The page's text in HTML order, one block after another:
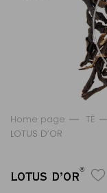
Home page TÈ
LOTUS D’OR
LOTUS D’OR®